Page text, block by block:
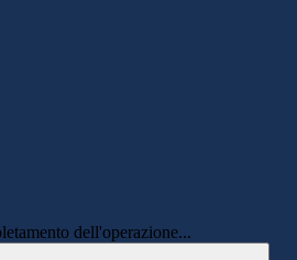
dell'operazione...